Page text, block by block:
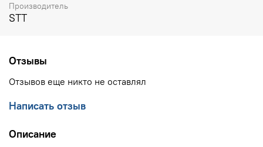
Производитель
STT
Отзывы
Отзывов еще никто не оставлял
Написать отзыв
Описание